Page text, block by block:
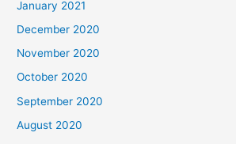
January 2021
December 2020
November 2020
October 2020
September 2020
August 2020